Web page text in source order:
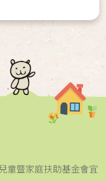
童暨家庭扶助基金會宜